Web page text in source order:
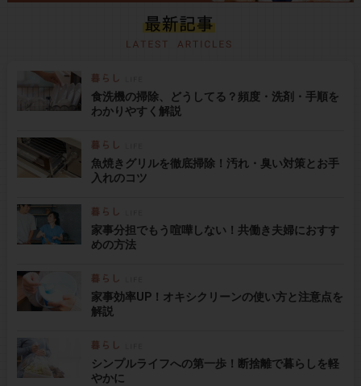
食洗機の掃除、どうしてる？頻度・洗剤・手順を
わかりやすく解説
魚焼きグリルを徹底掃除！汚れ・臭い対策とお手
入れのコツ
家事分担でもう喧嘩しない！共働き夫婦におすす
めの方法
家事効率UP！オキシクリーンの使い方と注意点を
解説
シンプルライフへの第一歩！断捨離で暮らしを軽
やかに